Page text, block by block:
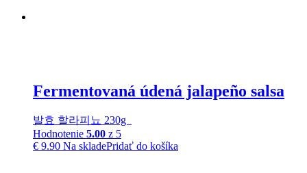
Fermentovaná údená jalapeño salsa
발효 할라피뇨 230g
Hodnotenie 5.00 z 5
€ 9.90 Na skladePridať do košíka